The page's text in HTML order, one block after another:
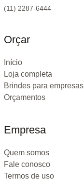
(11) 2287-6444
Orçar
Início
Loja completa
Brindes para empresas
Orçamentos
Empresa
Quem somos
Fale conosco
Termos de uso